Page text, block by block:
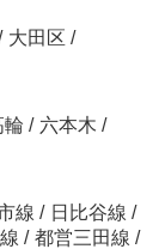
大田区 /
輪 / 六本木 /
線 / 日比谷線 /
/ 都営三田線 /